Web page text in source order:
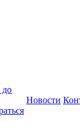
до
Новости